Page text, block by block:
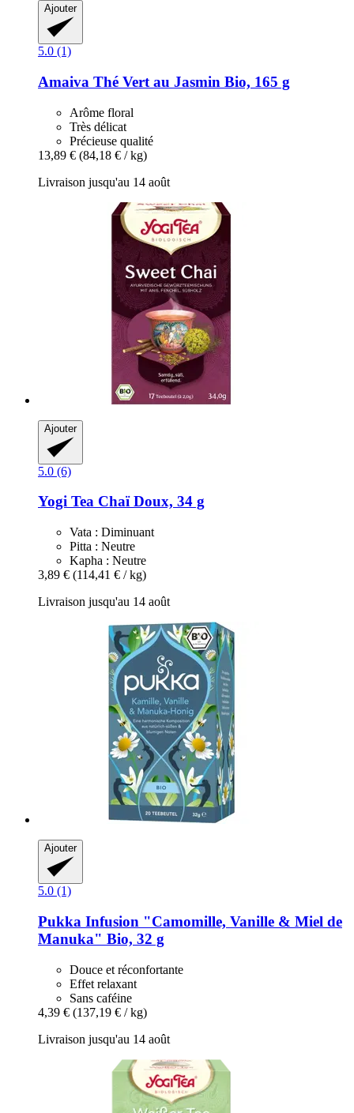
Ajouter
5.0 (1)
Amaiva Thé Vert au Jasmin Bio, 165 g
Arôme floral
Très délicat
Précieuse qualité
13,89 € (84,18 € / kg)
Livraison jusqu'au 14 août
Ajouter
5.0 (6)
Yogi Tea Chaï Doux, 34 g
Vata : Diminuant
Pitta : Neutre
Kapha : Neutre
3,89 € (114,41 € / kg)
Livraison jusqu'au 14 août
Ajouter
5.0 (1)
Pukka Infusion "Camomille, Vanille & Miel de
Manuka" Bio, 32 g
Douce et réconfortante
Effet relaxant
Sans caféine
4,39 € (137,19 € / kg)
Livraison jusqu'au 14 août